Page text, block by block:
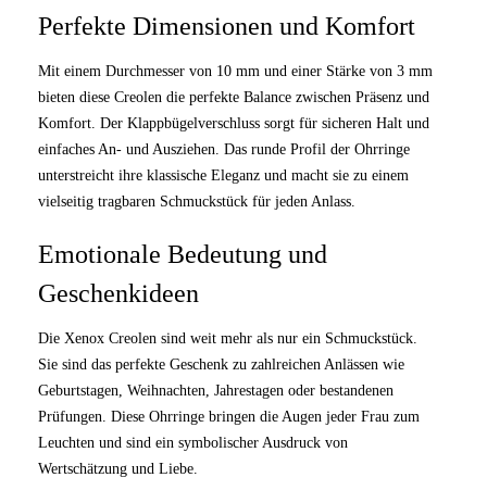
Perfekte Dimensionen und Komfort
Mit einem Durchmesser von 10 mm und einer Stärke von 3 mm
bieten diese Creolen die perfekte Balance zwischen Präsenz und
Komfort. Der Klappbügelverschluss sorgt für sicheren Halt und
einfaches An- und Ausziehen. Das runde Profil der Ohrringe
unterstreicht ihre klassische Eleganz und macht sie zu einem
vielseitig tragbaren Schmuckstück für jeden Anlass.
Emotionale Bedeutung und
Geschenkideen
Die Xenox Creolen sind weit mehr als nur ein Schmuckstück.
Sie sind das perfekte Geschenk zu zahlreichen Anlässen wie
Geburtstagen, Weihnachten, Jahrestagen oder bestandenen
Prüfungen. Diese Ohrringe bringen die Augen jeder Frau zum
Leuchten und sind ein symbolischer Ausdruck von
Wertschätzung und Liebe.